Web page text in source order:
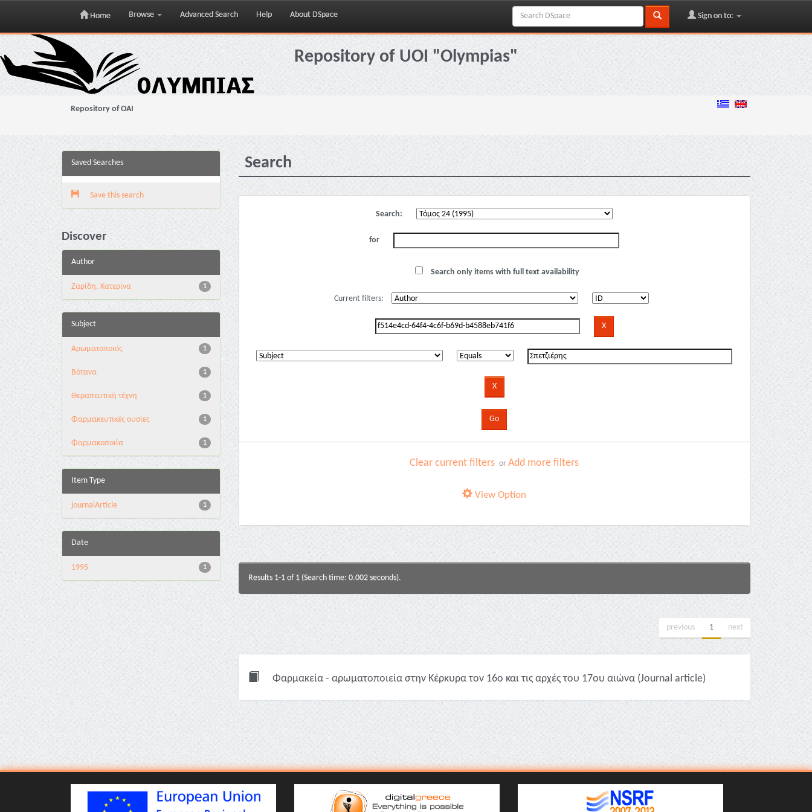
Skip
navigation
Home Browse Advanced Search Help About DSpace Sign on to:
Repository of UOI "Olympias"
Repository of OAI
Saved Searches
Save this search
Discover
Author
1
Ζαρίδη, Κατερίνα
Subject
1
Αρωματοποιός
1
Βότανα
1
Θεραπευτική τέχνη
1
Φαρμακευτικές ουσίες
1
Φαρμακοποιΐα
Item Type
1
journalArticle
Date
1
1995
Search
Search:
for
Search only items with full text availability
Current filters:
Clear current filters orAdd more filters
View Option
Results 1-1 of 1 (Search time: 0.002 seconds).
previous 1 next
Φαρμακεία - αρωματοποιεία στην Κέρκυρα τον 16ο και τις αρχές του 17ου αιώνα (Journal article)